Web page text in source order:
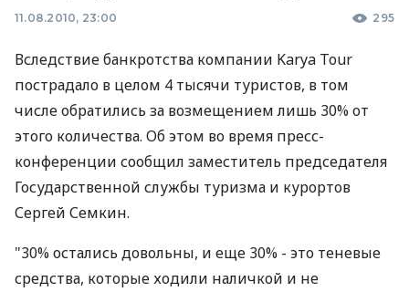
11.08.2010, 23:00 295
Вследствие банкротства компании Karya Tour
пострадало в целом 4 тысячи туристов, в том
числе обратились за возмещением лишь 30% от
этого количества. Об этом во время пресс-
конференции сообщил заместитель председателя
Государственной службы туризма и курортов
Сергей Семкин.
"30% остались довольны, и еще 30% - это теневые
средства, которые ходили наличкой и не